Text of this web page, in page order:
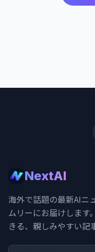
NextAI
海外で話題の最新AIニ
ムリーにお届けします
きる、親しみやすい記